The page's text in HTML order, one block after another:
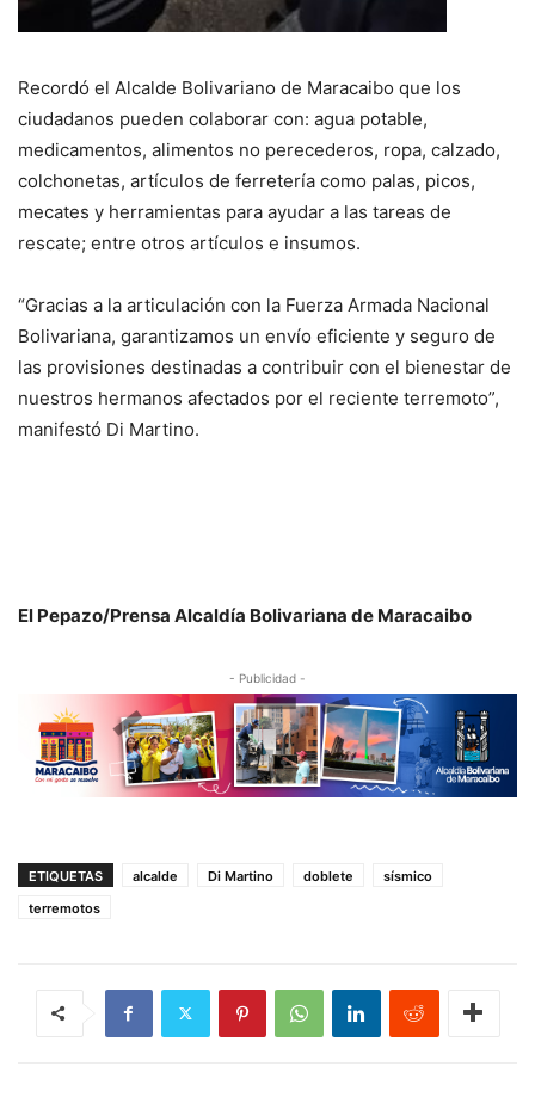
Recordó el Alcalde Bolivariano de Maracaibo que los
ciudadanos pueden colaborar con: agua potable,
medicamentos, alimentos no perecederos, ropa, calzado,
colchonetas, artículos de ferretería como palas, picos,
mecates y herramientas para ayudar a las tareas de
rescate; entre otros artículos e insumos.
“Gracias a la articulación con la Fuerza Armada Nacional
Bolivariana, garantizamos un envío eficiente y seguro de
las provisiones destinadas a contribuir con el bienestar de
nuestros hermanos afectados por el reciente terremoto”,
manifestó Di Martino.
El Pepazo/Prensa Alcaldía Bolivariana de Maracaibo
- Publicidad -
ETIQUETAS alcalde Di Martino doblete
sísmico
terremotos